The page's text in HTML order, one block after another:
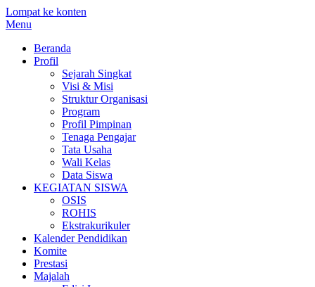
Lompat ke konten
Menu
Beranda
Profil
Sejarah Singkat
Visi & Misi
Struktur Organisasi
Program
Profil Pimpinan
Tenaga Pengajar
Tata Usaha
Wali Kelas
Data Siswa
KEGIATAN SISWA
OSIS
ROHIS
Ekstrakurikuler
Kalender Pendidikan
Komite
Prestasi
Majalah